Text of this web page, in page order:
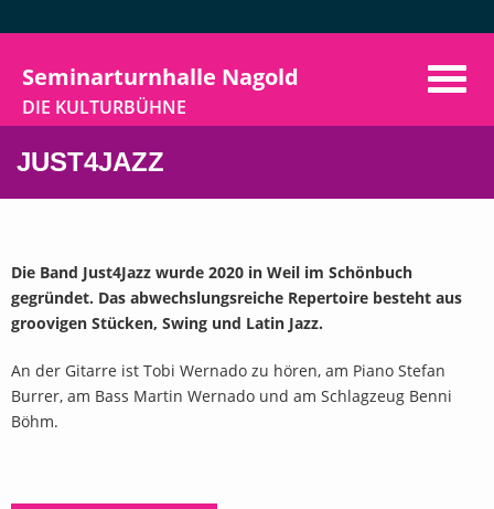
Seminarturnhalle Nagold
DIE KULTURBÜHNE
Home
Programm
Vermietung
Der Verein
VorhangAuf
Kontakt
JUST4JAZZ
Die Band Just4Jazz wurde 2020 in Weil im Schönbuch
gegründet. Das abwechslungsreiche Repertoire besteht aus
groovigen Stücken, Swing und Latin Jazz.
An der Gitarre ist Tobi Wernado zu hören, am Piano Stefan
Burrer, am Bass Martin Wernado und am Schlagzeug Benni
Böhm.